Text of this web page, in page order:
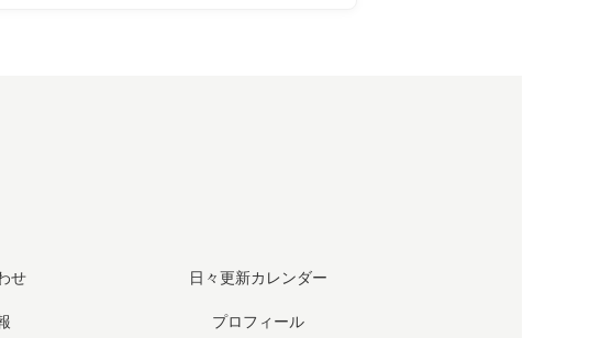
せ 日々更新カレンダー
プロフィール